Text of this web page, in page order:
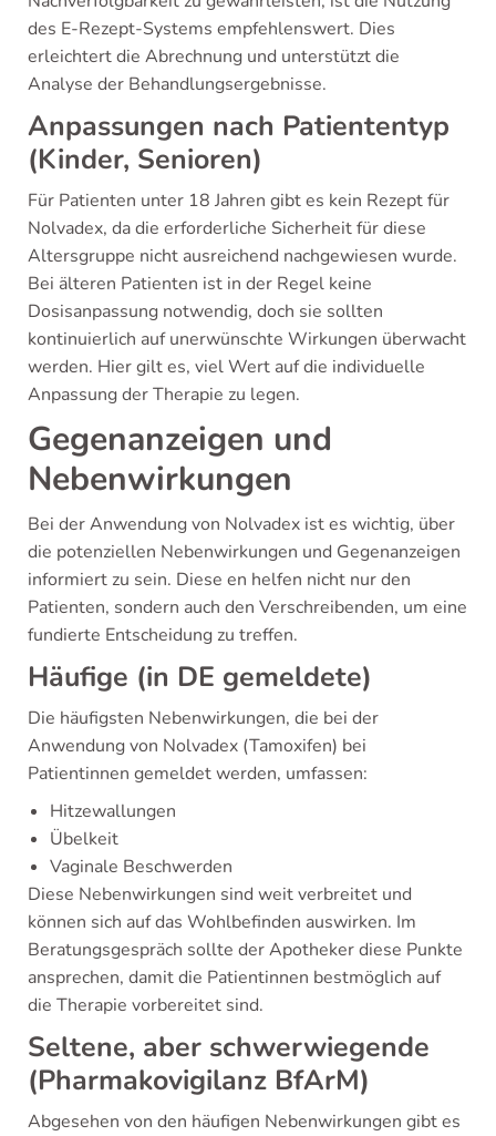
des E-Rezept-Systems empfehlenswert. Dies
erleichtert die Abrechnung und unterstützt die
Analyse der Behandlungsergebnisse.
Anpassungen nach Patiententyp
(Kinder, Senioren)
Für Patienten unter 18 Jahren gibt es kein Rezept für
Nolvadex, da die erforderliche Sicherheit für diese
Altersgruppe nicht ausreichend nachgewiesen wurde.
Bei älteren Patienten ist in der Regel keine
Dosisanpassung notwendig, doch sie sollten
kontinuierlich auf unerwünschte Wirkungen überwacht
werden. Hier gilt es, viel Wert auf die individuelle
Anpassung der Therapie zu legen.
Gegenanzeigen und
Nebenwirkungen
Bei der Anwendung von Nolvadex ist es wichtig, über
die potenziellen Nebenwirkungen und Gegenanzeigen
informiert zu sein. Diese en helfen nicht nur den
Patienten, sondern auch den Verschreibenden, um eine
fundierte Entscheidung zu treffen.
Häufige (in DE gemeldete)
Die häufigsten Nebenwirkungen, die bei der
Anwendung von Nolvadex (Tamoxifen) bei
Patientinnen gemeldet werden, umfassen:
Hitzewallungen
Übelkeit
Vaginale Beschwerden
Diese Nebenwirkungen sind weit verbreitet und
können sich auf das Wohlbefinden auswirken. Im
Beratungsgespräch sollte der Apotheker diese Punkte
ansprechen, damit die Patientinnen bestmöglich auf
die Therapie vorbereitet sind.
Seltene, aber schwerwiegende
(Pharmakovigilanz BfArM)
Abgesehen von den häufigen Nebenwirkungen gibt es